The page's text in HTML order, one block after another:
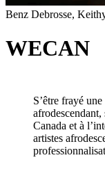
Benz Debrosse,
WECAN
S’être frayé
Canada et à
artistes